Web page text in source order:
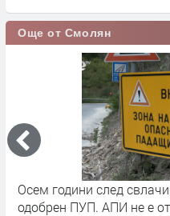
Още от Смолян
Осем години след
одобрен ПУП. АПИ не е